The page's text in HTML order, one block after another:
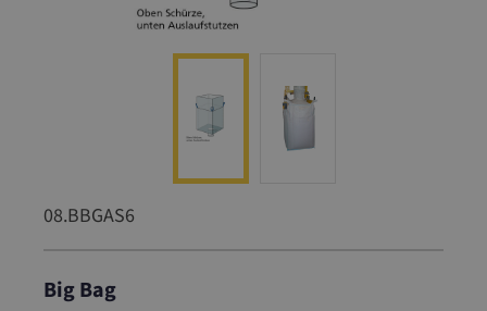
08.BBGAS6
Big Bag